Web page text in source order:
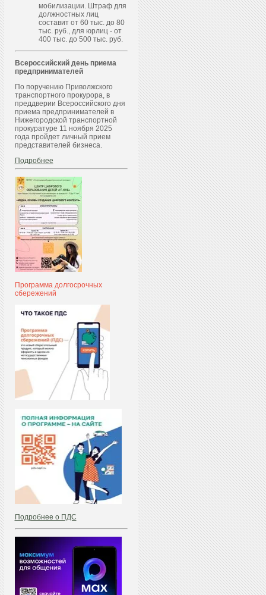
мобилизации. Штраф для
должностных лиц
составит от 60 тыс. до 80
тыс. руб., для юрлиц - от
400 тыс. до 500 тыс. руб.
Всероссийский день приема
предпринимателей
По поручению Приволжского
транспортного прокурора, в
преддверии Всероссийского дня
приема предпринимателей в
Нижегородской транспортной
прокуратуре 11 ноября 2025
года пройдет личный прием
представителей бизнеса.
Подробнее
Программа долгосрочных
сбережений
Подробнее о ПДС